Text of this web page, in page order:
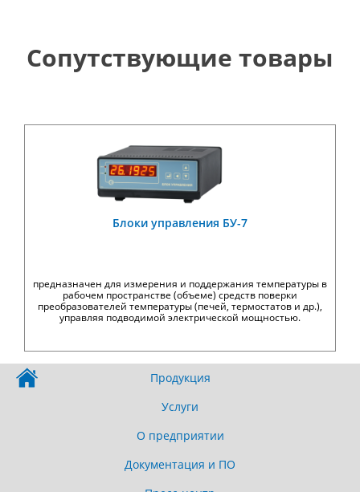
Сопутствующие товары
Блоки управления БУ-7
предназначен для измерения и поддержания температуры в
рабочем пространстве (объеме) средств поверки
преобразователей температуры (печей, термостатов и др.),
управляя подводимой электрической мощностью.
Продукция
Услуги
О предприятии
Документация и ПО